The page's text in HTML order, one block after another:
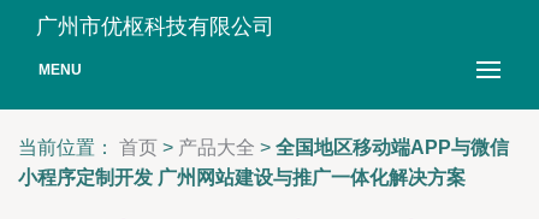
广州市优枢科技有限公司
MENU
当前位置： 首页 > 产品大全 > 全国地区移动端APP与微信
小程序定制开发 广州网站建设与推广一体化解决方案